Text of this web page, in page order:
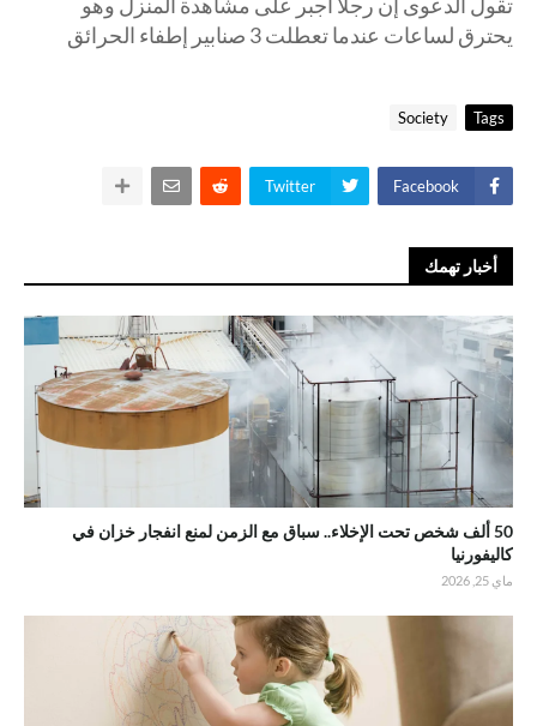
يحترق لساعات عندما تعطلت 3 صنابير إطفاء الحرائق
Tags
Society
Facebook
Twitter
أخبار تهمك
50 ألف شخص تحت الإخلاء.. سباق مع الزمن لمنع انفجار خزان في
كاليفورنيا
ماي 25, 2026